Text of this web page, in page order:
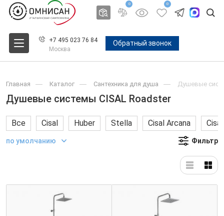
0 0
+7 495 023 76 84
Москва
Обратный звонок
Главная Каталог Сантехника для душа Душевые
Душевые системы CISAL Roadster
Все Cisal Huber Stella Cisal Arcana
по умолчанию Фильтр